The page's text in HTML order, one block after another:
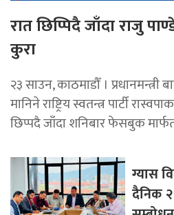
रात छिप्पिदै जाँदा राजु
कुरा
२३ साउन, काठमाडौँ । प्रधानमन्त्री
मानिने राष्ट्रिय स्वतन्त्र पार्टी
छिप्पदै जाँदा शनिबार फेसबुक
ग्यास
दैनिक